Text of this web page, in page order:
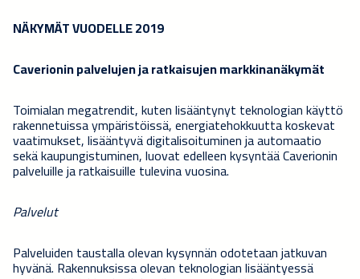
NÄKYMÄT VUODELLE 2019
Caverionin palvelujen ja ratkaisujen markkinanäkymät
Toimialan megatrendit, kuten lisääntynyt teknologian käyttö
rakennetuissa ympäristöissä, energiatehokkuutta koskevat
vaatimukset, lisääntyvä digitalisoituminen ja automaatio
sekä kaupungistuminen, luovat edelleen kysyntää Caverionin
palveluille ja ratkaisuille tulevina vuosina.
Palvelut
Palveluiden taustalla olevan kysynnän odotetaan jatkuvan
hyvänä. Rakennuksissa olevan teknologian lisääntyessä